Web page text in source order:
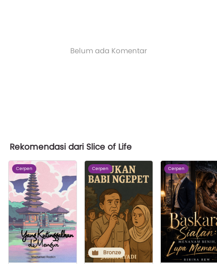
Belum ada Komentar
Rekomendasi dari Slice of Life
Cerpen Cerpen
Bronze
Cerpen